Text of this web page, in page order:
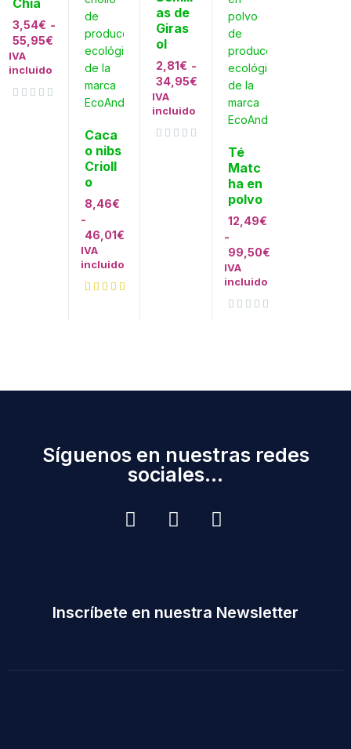
Chía
3,54€ -
55,95€
IVA
incluido
Caca
o nibs
Crioll
o
8,46€
-
46,01€
IVA
incluido
as de
Giras
ol
2,81€ -
34,95€
IVA
incluido
Té
Matc
ha en
polvo
12,49€
-
99,50€
IVA
incluido
Síguenos en nuestras redes
sociales...
Inscríbete en nuestra Newsletter